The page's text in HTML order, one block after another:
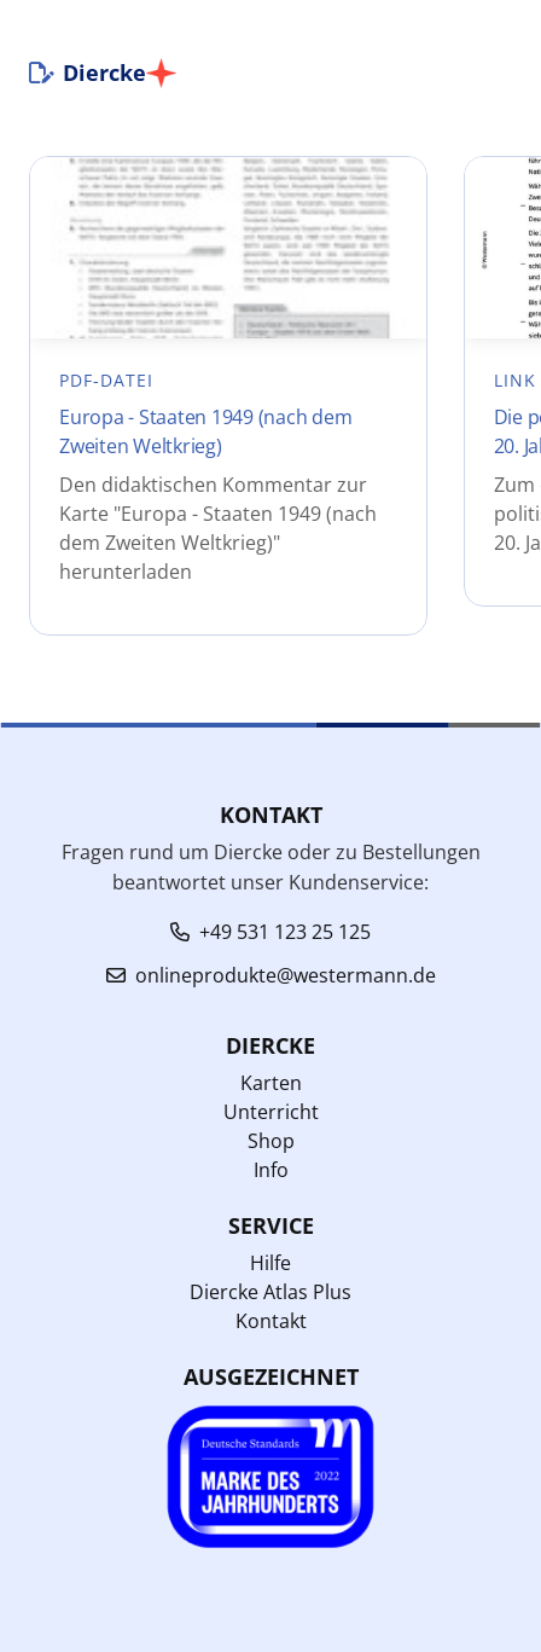
Diercke
PDF-DATEI
Europa - Staaten 1949 (nach dem
Zweiten Weltkrieg)
Den didaktischen Kommentar zur
Karte "Europa - Staaten 1949 (nach
dem Zweiten Weltkrieg)"
herunterladen
LINK
Die
20.
Zum
20.
KONTAKT
Fragen rund um Diercke oder zu Bestellungen
beantwortet unser Kundenservice:
+49 531 123 25 125
onlineprodukte@westermann.de
DIERCKE
Karten
Unterricht
Shop
Info
SERVICE
Hilfe
Diercke Atlas Plus
Kontakt
AUSGEZEICHNET